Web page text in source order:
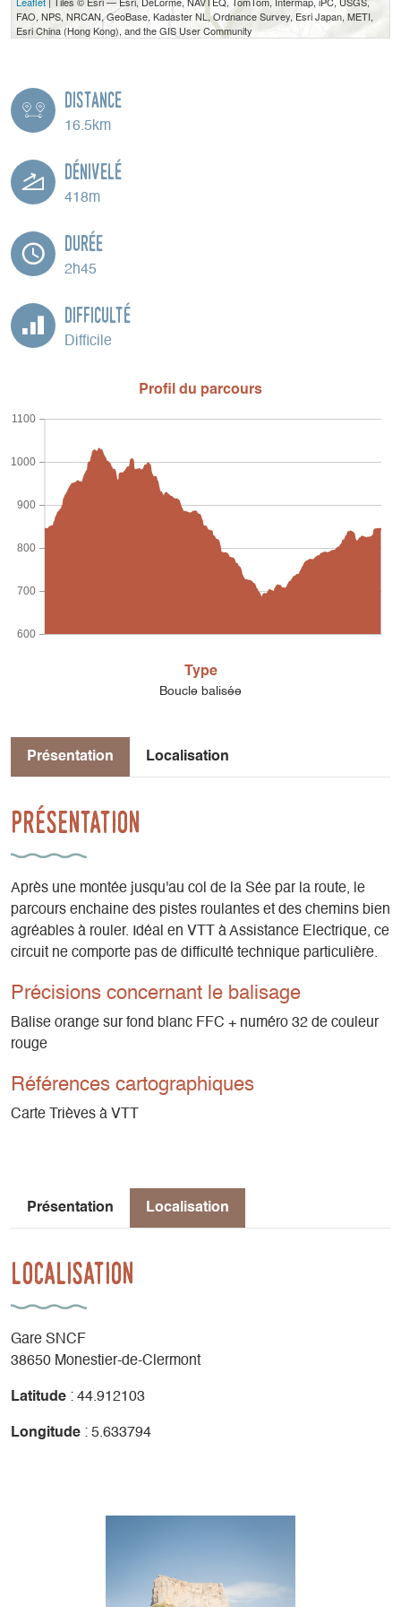
FAO, NPS, NRCAN, GeoBase, Kadaster NL, Ordnance Survey, Esri Japan, METI,
Esri China (Hong Kong), and the GIS User Community
Distance
16.5km
Dénivelé
418m
Durée
2h45
Difficulté
Difficile
Profil du parcours
600
700
800
900
1000
1100
Type
Boucle balisée
Présentation Localisation
Présentation
Après une montée jusqu'au col de la Sée par la route, le
parcours enchaine des pistes roulantes et des chemins bien
agréables à rouler. Idéal en VTT à Assistance Electrique, ce
circuit ne comporte pas de difficulté technique particulière.
Précisions concernant le balisage
Balise orange sur fond blanc FFC + numéro 32 de couleur
rouge
Références cartographiques
Carte Trièves à VTT
Présentation Localisation
Localisation
Gare SNCF
38650 Monestier-de-Clermont
Latitude : 44.912103
Longitude : 5.633794